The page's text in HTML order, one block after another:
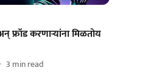
करणाऱ्यांना मिळतोय
3 min read